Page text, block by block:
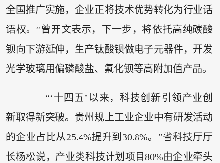
全国推广实施，企业正将技术优势转化为行业话
语权。”曾开文表示，下一步，将依托高纯碳酸
钡向下游延伸，生产钛酸钡做电子元器件，开发
光学玻璃用偏磷酸盐、氟化钡等高附加值产品。
“‘十四五’以来，科技创新引领产业创
新取得新突破。贵州规上工业企业中有研发活动
的企业占比从25.4%提升到30.8%。”省科技厅厅
长杨松说，产业类科技计划项目80%由企业牵头